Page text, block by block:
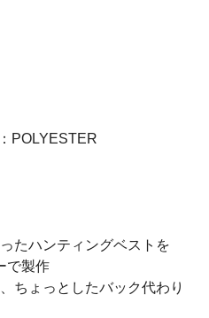
POLYESTER
たハンティングベストを
で製作
ちょっとしたバック代わり